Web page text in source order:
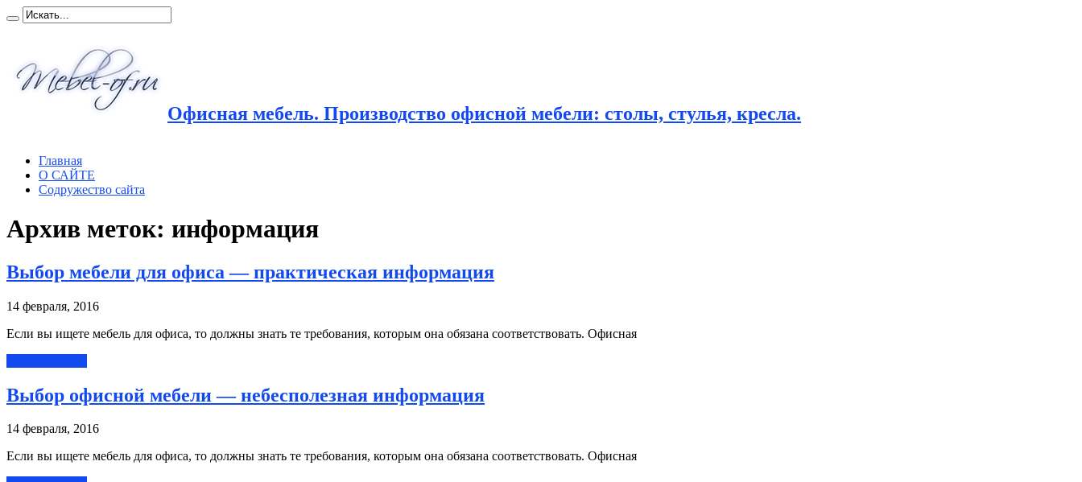
Офисная мебель. Производство офисной мебели: столы, стулья, кресла.
Главная
О САЙТЕ
Содружество сайта
Архив меток: информация
Выбор мебели для офиса — практическая информация
14 февраля, 2016
Если вы ищете мебель для офиса, то должны знать те требования, которым она обязана соответствовать. Офисная
Выбор офисной мебели — небесполезная информация
14 февраля, 2016
Если вы ищете мебель для офиса, то должны знать те требования, которым она обязана соответствовать. Офисная